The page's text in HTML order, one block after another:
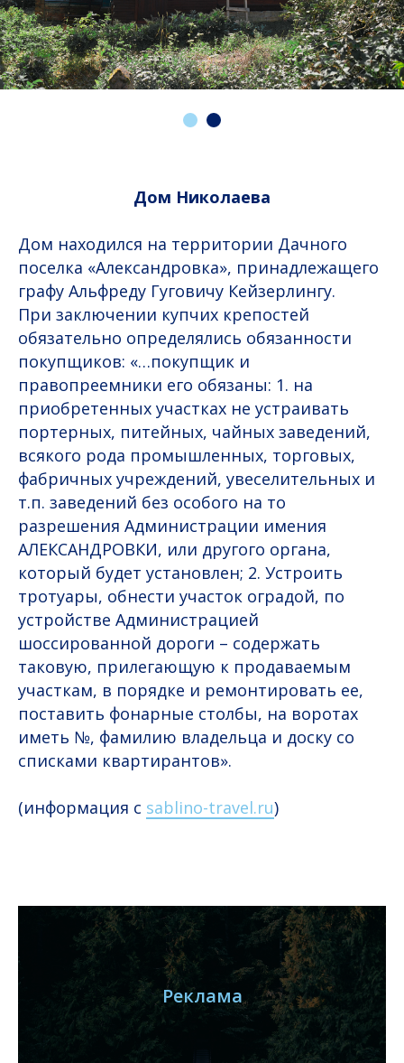
Дом Николаева
Дом находился на территории Дачного
поселка «Александровка», принадлежащего
графу Альфреду Гуговичу Кейзерлингу.
При заключении купчих крепостей
обязательно определялись обязанности
покупщиков: «…покупщик и
правопреемники его обязаны: 1. на
приобретенных участках не устраивать
портерных, питейных, чайных заведений,
всякого рода промышленных, торговых,
фабричных учреждений, увеселительных и
т.п. заведений без особого на то
разрешения Администрации имения
АЛЕКСАНДРОВКИ, или другого органа,
который будет установлен; 2. Устроить
тротуары, обнести участок оградой, по
устройстве Администрацией
шоссированной дороги – содержать
таковую, прилегающую к продаваемым
участкам, в порядке и ремонтировать ее,
поставить фонарные столбы, на воротах
иметь №, фамилию владельца и доску со
списками квартирантов».
(информация с sablino-travel.ru)
Реклама